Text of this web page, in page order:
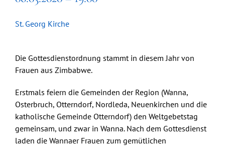
St. Georg Kirche
Die Gottesdienstordnung stammt in diesem Jahr von
Frauen aus Zimbabwe.
Erstmals feiern die Gemeinden der Region (Wanna,
Osterbruch, Otterndorf, Nordleda, Neuenkirchen und die
katholische Gemeinde Otterndorf) den Weltgebetstag
gemeinsam, und zwar in Wanna. Nach dem Gottesdienst
laden die Wannaer Frauen zum gemütlichen